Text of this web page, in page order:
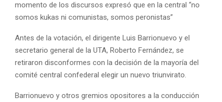
momento de los discursos expresó que en la central “no
somos kukas ni comunistas, somos peronistas”
Antes de la votación, el dirigente Luis Barrionuevo y el
secretario general de la UTA, Roberto Fernández, se
retiraron disconformes con la decisión de la mayoría del
comité central confederal elegir un nuevo triunvirato.
Barrionuevo y otros gremios opositores a la conducción